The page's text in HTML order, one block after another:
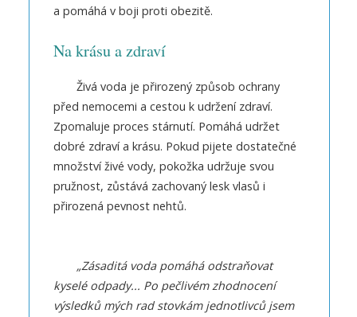
a pomáhá v boji proti obezitě.
Na krásu a zdraví
Živá voda je přirozený způsob ochrany
před nemocemi a cestou k udržení zdraví.
Zpomaluje proces stárnutí. Pomáhá udržet
dobré zdraví a krásu. Pokud pijete dostatečné
množství živé vody, pokožka udržuje svou
pružnost, zůstává zachovaný lesk vlasů i
přirozená pevnost nehtů.
„Zásaditá voda pomáhá odstraňovat
kyselé odpady... Po pečlivém zhodnocení
výsledků mých rad stovkám jednotlivců jsem